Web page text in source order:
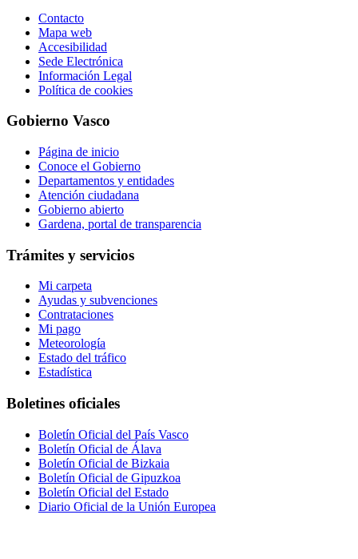
Contacto
Mapa web
Accesibilidad
Sede Electrónica
Información Legal
Política de cookies
Gobierno Vasco
Página de inicio
Conoce el Gobierno
Departamentos y entidades
Atención ciudadana
Gobierno abierto
Gardena, portal de transparencia
Trámites y servicios
Mi carpeta
Ayudas y subvenciones
Contrataciones
Mi pago
Meteorología
Estado del tráfico
Estadística
Boletines oficiales
Boletín Oficial del País Vasco
Boletín Oficial de Álava
Boletín Oficial de Bizkaia
Boletín Oficial de Gipuzkoa
Boletín Oficial del Estado
Diario Oficial de la Unión Europea